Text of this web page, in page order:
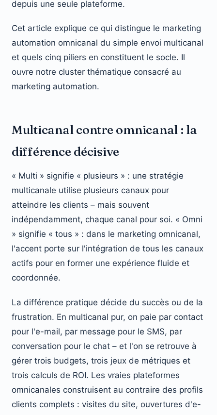
depuis une seule plateforme.
Cet article explique ce qui distingue le marketing
automation omnicanal du simple envoi multicanal
et quels cinq piliers en constituent le socle. Il
ouvre notre cluster thématique consacré au
marketing automation.
Multicanal contre omnicanal : la
différence décisive
« Multi » signifie « plusieurs » : une stratégie
multicanale utilise plusieurs canaux pour
atteindre les clients – mais souvent
indépendamment, chaque canal pour soi. « Omni
» signifie « tous » : dans le marketing omnicanal,
l'accent porte sur l'intégration de tous les canaux
actifs pour en former une expérience fluide et
coordonnée.
La différence pratique décide du succès ou de la
frustration. En multicanal pur, on paie par contact
pour l'e-mail, par message pour le SMS, par
conversation pour le chat – et l'on se retrouve à
gérer trois budgets, trois jeux de métriques et
trois calculs de ROI. Les vraies plateformes
omnicanales construisent au contraire des profils
clients complets : visites du site, ouvertures d'e-